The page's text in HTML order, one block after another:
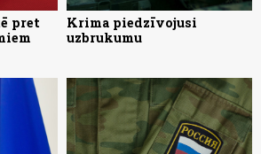
pret
Krima piedzīvojusi
uzbrukumu